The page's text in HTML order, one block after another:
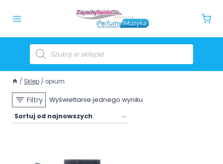
/ Sklep / opium
Filtry Wyświetlanie jednego wyniku